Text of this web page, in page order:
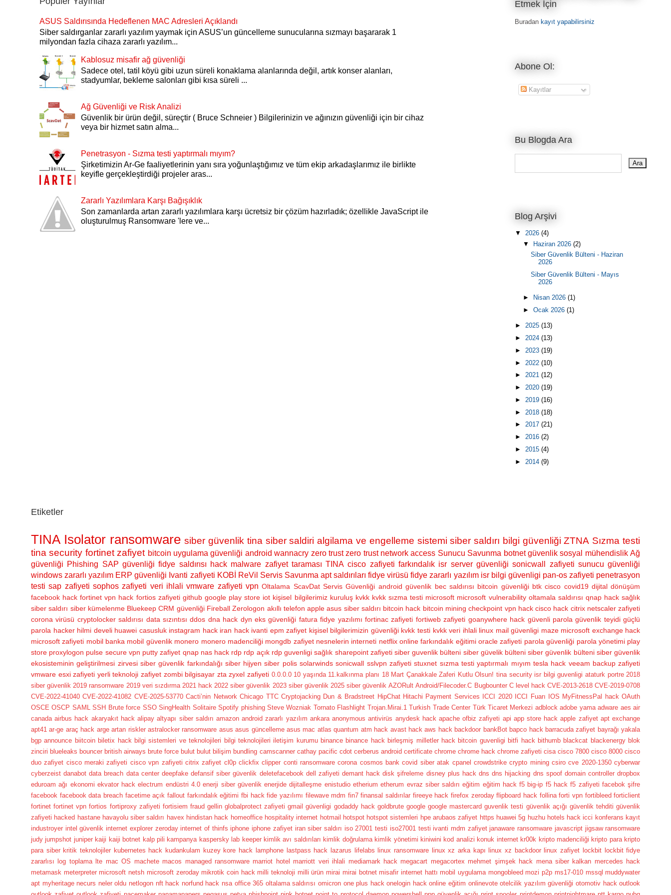
ASUS Saldırısında Hedeflenen MAC Adresleri Açıklandı
Siber saldırganlar zararlı yazılım yaymak için ASUS’un güncelleme sunucularına sızmayı başararak 1
milyondan fazla cihaza zararlı yazılım...
Kablosuz misafir ağ güvenliği
Sadece otel, tatil köyü gibi uzun süreli konaklama alanlarında değil, artık konser alanları,
stadyumlar, bekleme salonları gibi kısa süreli ...
Ağ Güvenliği ve Risk Analizi
Güvenlik bir ürün değil, süreçtir ( Bruce Schneier ) Bilgilerinizin ve ağınızın güvenliği için bir cihaz
veya bir hizmet satın alma...
Penetrasyon - Sızma testi yaptırmalı mıyım?
Şirketimizin Ar-Ge faaliyetlerinin yanı sıra yoğunlaştığımız ve tüm ekip arkadaşlarımız ile birlikte
keyifle gerçekleştirdiği projeler aras...
Zararlı Yazılımlara Karşı Bağışıklık
Son zamanlarda artan zararlı yazılımlara karşı ücretsiz bir çözüm hazırladık; özellikle JavaScript ile
oluşturulmuş Ransomware 'lere ve...
Etmek İçin
Buradan kayıt yapabilirsiniz
Abone Ol:
Kayıtlar
Bu Blogda Ara
Blog Arşivi
▼ 2026 (4)
▼
Haziran 2026 (2)
Siber Güvenlik Bülteni - Haziran
2026
Siber Güvenlik Bülteni - Mayıs
2026
► Nisan 2026 (1)
► Ocak 2026 (1)
► 2025 (13)
► 2024 (13)
► 2023 (19)
► 2022 (10)
► 2021 (12)
► 2020 (19)
► 2019 (16)
► 2018 (18)
► 2017 (21)
► 2016 (2)
► 2015 (4)
► 2014 (9)
Etiketler
TINA Isolator ransomware siber güvenlik tina siber saldiri algilama ve engelleme sistemi siber saldırı bilgi güvenliği ZTNA Sızma testi
tina security fortinet zafiyet bitcoin uygulama güvenliği android wannacry zero trust zero trust network access Sunucu Savunma botnet güvenlik sosyal mühendislik Ağ
güvenliği Phishing SAP güvenliği fidye saldırısı hack malware zafiyet taraması TINA cisco zafiyeti farkındalık isr server güvenliği sonicwall zafiyeti sunucu güvenliği
windows zararlı yazılım ERP güvenliği Ivanti zafiyeti KOBİ ReVil Servis Savunma apt saldırıları fidye virüsü fidye zararlı yazılım isr bilgi güvenligi pan-os zafiyeti penetrasyon
testi sap zafiyeti sophos zafiyeti veri ihlali vmware zafiyeti vpn Oltalama ScavDat Servis Güvenliği android güvenlik bec saldırısı bitcoin güvenliği btk cisco covid19 dijital dönüşüm
facebook hack fortinet vpn hack fortios zafiyeti github google play store iot kişisel bilgilerimiz kuruluş kvkk kvkk sızma testi microsoft microsoft vulnerability oltamala saldırısı qnap hack sağlık
siber saldırı siber kümelenme Bluekeep CRM güvenliği Fireball Zerologon akıllı telefon apple asus siber saldırı bitcoin hack bitcoin mining checkpoint vpn hack cisco hack citrix netscaler zafiyeti
corona virüsü cryptolocker saldırısı data sızıntısı ddos dna hack dyn eks güvenliği fatura fidye yazılımı fortinac zafiyeti fortiweb zafiyeti goanywhere hack güvenli parola güvenlik teyidi güçlü
parola hacker hilmi develi huawei casusluk instagram hack iran hack ivanti epm zafiyet kişisel bilgilerimizin güvenliği kvkk testi kvkk veri ihlali linux mail güvenligi maze microsoft exchange hack
microsoft zafiyeti mobil banka mobil güvenlik monero monero madenciliği mongdb zafiyet nesnelerin interneti netflix online farkındalık eğitimi oracle zafiyeti parola güvenliği parola yönetimi play
store proxylogon pulse secure vpn putty zafiyet qnap nas hack rdp rdp açık rdp guvenligi sağlık sharepoint zafiyeti siber guvenlik bülteni siber güvelik bülteni siber güvenlik bülteni siber güvenlik
ekosisteminin geliştirilmesi zirvesi siber güvenlik farkındalığı siber hijyen siber polis solarwinds sonicwall sslvpn zafiyeti stuxnet sızma testi yaptırmalı mıyım tesla hack veeam backup zafiyeti
vmware esxi zafiyeti yerli teknoloji zafiyet zombi bilgisayar zta zyxel zafiyeti 0.0.0.0 10 yaşında 11.kalkınma planı 18 Mart Çanakkale Zaferi Kutlu Olsun! tina security isr bilgi guvenligi ataturk portre 2018
siber güvenlik 2019 ransomware 2019 veri sızdırma 2021 hack 2022 siber güvenlik 2023 siber güvenlik 2025 siber güvenlik AZORult Android/Filecoder.C Bugbounter C level hack CVE-2013-2618 CVE-2019-0708
CVE-2022-41040 CVE-2022-41082 CVE-2025-53770 Cacti’nin Network Chicago TTC Cryptojacking Dun & Bradstreet HipChat Hitachi Payment Services ICCI 2020 ICCI Fuarı IOS MyFitnessPal hack OAuth
OSCE OSCP SAML SSH Brute force SSO SingHealth Solitaire Spotify phishing Steve Wozniak Tornato Flashlight Trojan.Mirai.1 Turkish Trade Center Türk Ticaret Merkezi adblock adobe yama adware aes air
canada airbus hack akaryakıt hack alipay altyapı siber saldırı amazon android zararlı yazılım ankara anonymous antivirüs anydesk hack apache ofbiz zafiyeti api app store hack apple zafiyet apt exchange
apt41 ar-ge araç hack arge artan riskler astralocker ransomware asus asus güncelleme asus mac atlas quantum atm hack avast hack aws hack backdoor bankBot bapco hack barracuda zafiyet bayrağı yakala
bgp announce biitcoin biletix hack bilgi sistemleri ve teknolojileri bilgi teknolojileri iletişim kurumu binance binance hack birleşmiş milletler hack bitcoin guvenligi bitfi hack bithumb blackcat blackenergy blok
zinciri blueleaks bouncer british airways brute force bulut bulut bilişim bundling camscanner cathay pacific cdot cerberus android certificate chrome chrome hack chrome zafiyeti cisa cisco 7800 cisco 8000 cisco
duo zafiyet cisco meraki zafiyeti cisco vpn zafiyeti citrix zafiyet cl0p clickfix clipper conti ransomware corona cosmos bank covid siber atak cpanel crowdstrike crypto mining csiro cve 2020-1350 cyberwar
cyberzeist danabot data breach data center deepfake defansif siber güvenlik deletefacebook dell zafiyeti demant hack disk şifreleme disney plus hack dns dns hijacking dns spoof domain controller dropbox
eduroam ağı ekonomi ekvator hack electrum endüstri 4.0 enerji siber güvenlik enerjide dijitalleşme enistudio etherium etherum evraz siber saldırı eğitim eğitim hack f5 big-ip f5 hack f5 zafiyeti facebok şifre
facebook facebook data breach facetime açık fallout farkındalık eğitimi fbi hack fide yazılımı filewave mdm fin7 finansal saldırılar fireeye hack firefox zeroday flipboard hack follina forti vpn fortibleed forticlient
fortinet fortinet vpn fortios fortiproxy zafiyeti fortisiem fraud gellin globalprotect zafiyeti gmail güvenligi godaddy hack goldbrute google google mastercard guvenlik testi güvenlik açığı güvenlik tehditi güvenlik
zafiyeti hacked hastane havayolu siber saldırı havex hindistan hack homeoffice hospitality internet hotmail hotspot hotspot sistemleri hpe arubaos zafiyet https huawei 5g huzhu hotels hack icci konferans kayıt
industroyer intel güvenlik internet explorer zeroday internet of thinfs iphone iphone zafiyet iran siber saldırı iso 27001 testi iso27001 testi ivanti mdm zafiyet janaware ransomware javascript jigsaw ransomware
judy jumpshot juniper kaiji kaiji botnet kalp pili kampanya kaspersky lab keeper kimlik avı saldırıları kimlik doğrulama kimlik yönetimi kiniwini kod analizi konuk internet kr00k kripto madenciliği kripto para kripto
para siber kritik teknolojiler kubernetes hack kudankulam kuzey kore hack lamphone lastpass hack lazarus lifelabs linux ransomware linux xz arka kapı linux xz backdoor linux zafiyet lockbit
lockbit fidye
zararlısı
log toplama lte mac OS machete macos managed ransomware marriot hotel marriott veri ihlali mediamark hack megacart megacortex mehmet şimşek hack mena siber kalkan mercedes hack
metamask meterpreter microsoft netsh microsoft zeroday mikrotik coin hack milli teknoloji milli ürün mirai mirai botnet misafir internet hattı mobil uygulama mongobleed mozi p2p ms17-010 mssql muddywater
apt myheritage necurs neler oldu netlogon nft hack norfund hack nsa office 365 oltalama saldırısı omicron one plus hack onelogin hack online eğitim onlinevote otelcilik yazılım güvenliği otomotiv hack outlook